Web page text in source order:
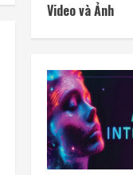
Video và Ảnh